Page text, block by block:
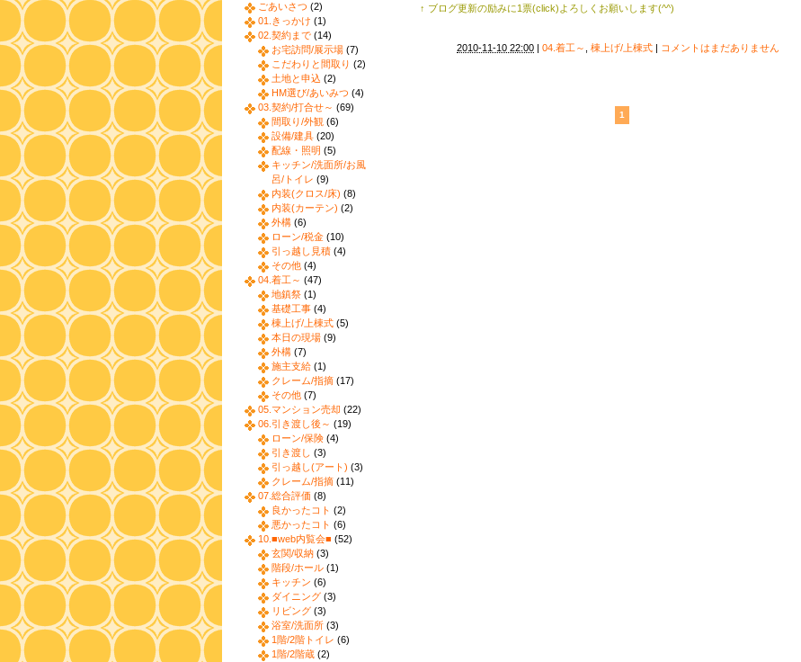
↑ ブログ更新の励みに1票(click)よろしくお願いします(^^)
2010-11-10 22:00 | 04.着工～ 棟上げ/上棟式 | コメントはまだありません
1
ごあいさつ (2)
01.きっかけ (1)
02.契約まで (14)
お宅訪問/展示場 (7)
こだわりと間取り (2)
土地と申込 (2)
HM選び/あいみつ (4)
03.契約/打合せ～ (69)
間取り/外観 (6)
設備/建具 (20)
配線・照明 (5)
キッチン/洗面所/お風
呂/トイレ (9)
内装(クロス/床) (8)
内装(カーテン) (2)
外構 (6)
ローン/税金 (10)
引っ越し見積 (4)
その他 (4)
04.着工～ (47)
地鎮祭 (1)
基礎工事 (4)
棟上げ/上棟式 (5)
本日の現場 (9)
外構 (7)
施主支給 (1)
クレーム/指摘 (17)
その他 (7)
05.マンション売却 (22)
06.引き渡し後～ (19)
ローン/保険 (4)
引き渡し (3)
引っ越し(アート) (3)
クレーム/指摘 (11)
07.総合評価 (8)
良かったコト (2)
悪かったコト (6)
10.■web内覧会■ (52)
玄関/収納 (3)
階段/ホール (1)
キッチン (6)
ダイニング (3)
リビング (3)
浴室/洗面所 (3)
1階/2階トイレ (6)
1階/2階蔵 (2)